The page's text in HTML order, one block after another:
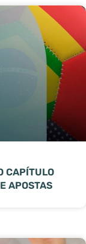
CAPÍTULO
APOSTAS